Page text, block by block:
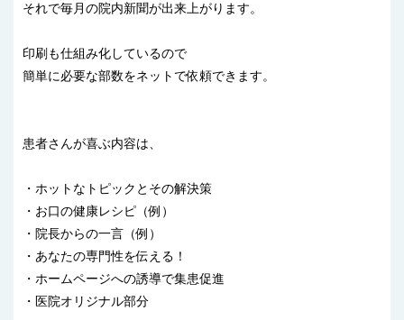
それで毎月の院内新聞が出来上がります。
印刷も仕組み化しているので
簡単に必要な部数をネットで依頼できます。
患者さんが喜ぶ内容は、
・ホットなトピックとその解決策
・お口の健康レシピ（例）
・院長からの一言（例）
・あなたの専門性を伝える！
・ホームページへの誘導で集患促進
・医院オリジナル部分